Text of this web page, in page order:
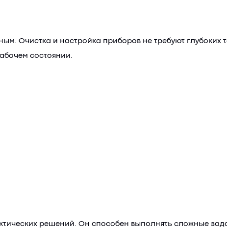
Очистка и настройка приборов не требуют глубоких
состоянии.
решений. Он способен выполнять сложные